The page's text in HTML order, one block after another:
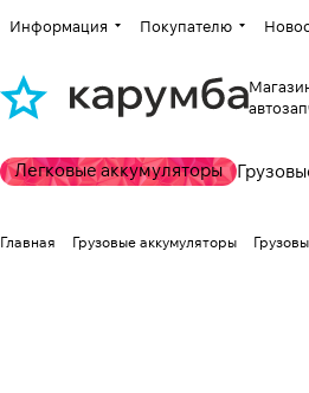
Информация Покупателю
Легковые аккумуляторы
Главная Грузовые аккумуляторы